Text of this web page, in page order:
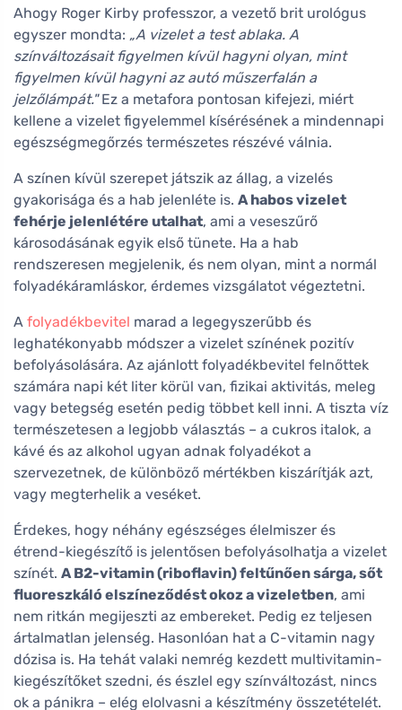
Ahogy Roger Kirby professzor, a vezető brit urológus
egyszer mondta: „A vizelet a test ablaka. A
színváltozásait figyelmen kívül hagyni olyan, mint
figyelmen kívül hagyni az autó műszerfalán a
jelzőlámpát."Ez a metafora pontosan kifejezi, miért
kellene a vizelet figyelemmel kísérésének a mindennapi
egészségmegőrzés természetes részévé válnia.
A színen kívül szerepet játszik az állag, a vizelés
gyakorisága és a hab jelenléte is. A habos vizelet
fehérje jelenlétére utalhat, ami a veseszűrő
károsodásának egyik első tünete. Ha a hab
rendszeresen megjelenik, és nem olyan, mint a normál
folyadékáramláskor, érdemes vizsgálatot végeztetni.
A folyadékbevitel marad a legegyszerűbb és
leghatékonyabb módszer a vizelet színének pozitív
befolyásolására. Az ajánlott folyadékbevitel felnőttek
számára napi két liter körül van, fizikai aktivitás, meleg
vagy betegség esetén pedig többet kell inni. A tiszta víz
természetesen a legjobb választás – a cukros italok, a
kávé és az alkohol ugyan adnak folyadékot a
szervezetnek, de különböző mértékben kiszárítják azt,
vagy megterhelik a veséket.
Érdekes, hogy néhány egészséges élelmiszer és
étrend-kiegészítő is jelentősen befolyásolhatja a vizelet
színét. A B2-vitamin (riboflavin) feltűnően sárga, sőt
fluoreszkáló elszíneződést okoz a vizeletben, ami
nem ritkán megijeszti az embereket. Pedig ez teljesen
ártalmatlan jelenség. Hasonlóan hat a C-vitamin nagy
dózisa is. Ha tehát valaki nemrég kezdett multivitamin-
kiegészítőket szedni, és észlel egy színváltozást, nincs
ok a pánikra – elég elolvasni a készítmény összetételét.